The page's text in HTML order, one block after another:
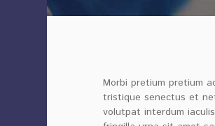
Morbi pretium pretium
tristique senectus et
volutpat interdum